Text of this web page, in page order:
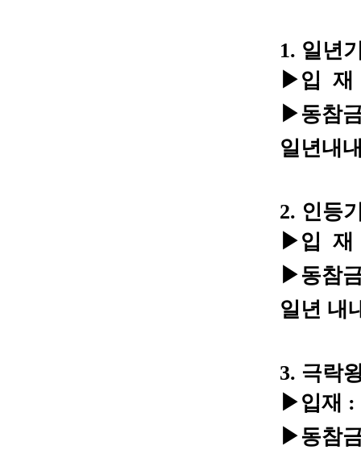
1. 일년
▶입 재
▶동참
일년내
2. 인등
▶입 재
▶동참
일년 내
3. 극락
▶입재 :
▶동참